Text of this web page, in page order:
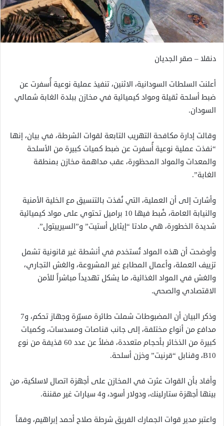
دنقلا – صقر الجديان
أعلنت السلطات السودانية، الاثنين، تنفيذ عملية نوعية أُسفرت عن
ضبط أسلحة ثقيلة ومواد كيميائية في مخازن ببلدة الغابة شمالي
السودان.
وقالت إدارة مكافحة التهريب التابعة لقوات الشرطة، في بيان، إنها
“نفذت عملية نوعية أُسفرت عن ضبط كميات كبيرة من الأسلحة
والمعدات والمواد المحظورة، عقب مداهمة مخازن بمنطقة
الغابة”.
وأشارت إلى أن العملية، التي نُفذت بالتنسيق مع الخلية الأمنية
والنيابة العامة، ضُبط فيها 10 براميل تحتوي على مواد كيميائية
شديدة الخطورة، هي مادتا “إيثايل أستيت” و”السيرييتول”.
وأوضحت أن هذه المواد تُستخدم في أنشطة غير قانونية تشمل
تزييف العملة، وأعمال المطابع غير المشروعة، والغش التجاري،
والغش في المواد الغذائية، ما يشكل تهديداً مباشراً للأمن
الاقتصادي والصحي.
وذكر البيان أن المضبوطات شملت طائرة مسيّرة وجهاز تحكم، و7
مدافع من أنواع مختلفة، إلى جانب قناصات ومسدسات، وكميات
كبيرة من الذخائر بأحجام متعددة، فضلاً عن عدد 60 قذيفة من نوع
B10، وقنابل “قرنيت” وخزن أسلحة.
وأفاد بأن القوات عثرت في المخازن على أجهزة اتصال لاسلكية، من
بينها أجهزة ستارلينك، ودولار أسود، و4 سيارات غير مقننة.
واعتبر مدير قوات الجمارك الفريق شرطة صلاح أحمد إبراهيم، وفقاً